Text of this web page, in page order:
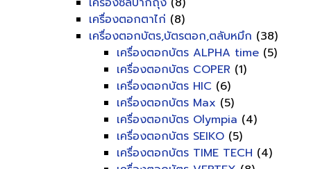
เครื่องตอกตาไก่ (8)
เครื่องตอกบัตร,บัตรตอก,ตลับหมึก (38)
เครื่องตอกบัตร ALPHA time (5)
เครื่องตอกบัตร COPER (1)
เครื่องตอกบัตร HIC (6)
เครื่องตอกบัตร Max (5)
เครื่องตอกบัตร Olympia (4)
เครื่องตอกบัตร SEIKO (5)
เครื่องตอกบัตร TIME TECH (4)